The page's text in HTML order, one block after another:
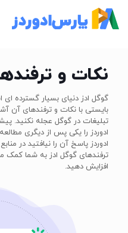
نکات و
گوگل ادز دنیای بسیار گسترده ای
بایستی با نکات و ترفندهای آن
تبلیغات در گوگل عجله نکنید.
ادوردز را یکی پس از دیگری
ادوردز پاسخ آن را نیافتید در
ترفندهای گوگل ادز به شما کمک
افزایش دهید.